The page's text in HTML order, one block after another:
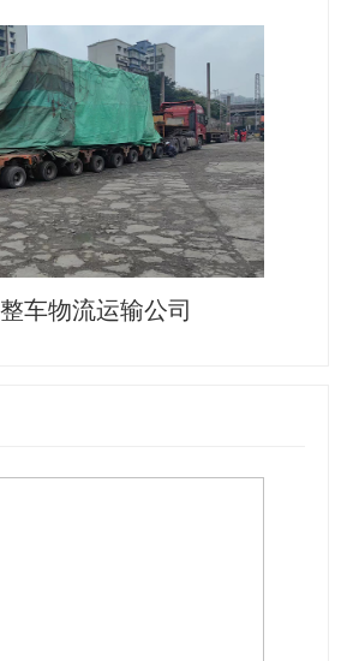
车物流运输公司